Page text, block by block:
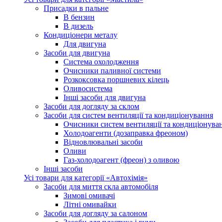
Присадки в пальне
В бензин
В дизель
Кондиціонери металу
Для двигуна
Засоби для двигуна
Система охолодження
Очисники паливної системи
Розкоксовка поршневих кілець
Оливосистема
Iнші засоби для двигуна
Засоби для догляду за склом
Засоби для систем вентиляції та кондиціонування
Очисники систем вентиляції та
Холодоагенти (дозаправка фреоном)
Відновлювальні засоби
Оливи
Газ-холодоагент (фреон) з оливою
Iнші засоби
Усі товари для категорії «Автохімія»
Засоби для миття скла автомобіля
Зимові омивачі
Літні омивайки
Засоби для догляду за салоном